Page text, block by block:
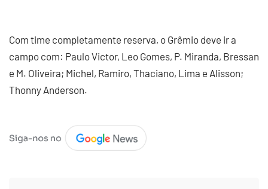
Com time completamente reserva, o Grêmio deve ir a
campo com: Paulo Victor, Leo Gomes, P. Miranda, Bressan
e M. Oliveira; Michel, Ramiro, Thaciano, Lima e Alisson;
Thonny Anderson.